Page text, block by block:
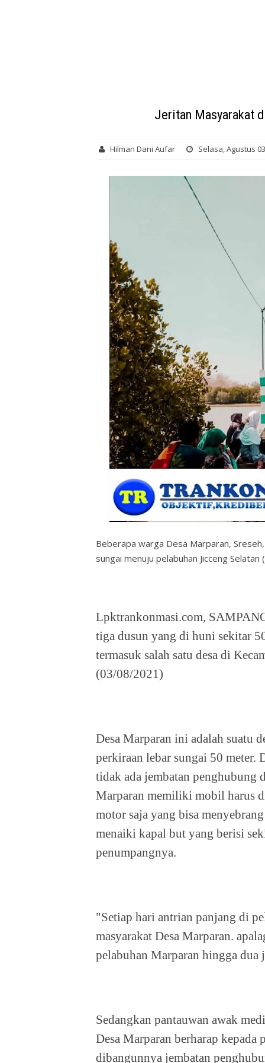
Jeritan Masyarakat
Hilman Dani Aufar Selasa, Agustus
Beberapa warga Desa Marparan,
sungai menuju pelabuhan Jicceng
Lpktrankonmasi.com,
tiga dusun yang di huni sekitar
termasuk salah satu desa di
(03/08/2021)
Desa Marparan ini adalah suatu
perkiraan lebar sungai 50 meter.
tidak ada jembatan penghubung
Marparan memiliki mobil harus
motor saja yang bisa
menaiki kapal but yang berisi
penumpangnya.
"Setiap hari antrian panjang di
masyarakat Desa Marparan.
pelabuhan Marparan hingga dua
Sedangkan pantauwan awak
Desa Marparan berharap kepada
dibangunnya jembatan